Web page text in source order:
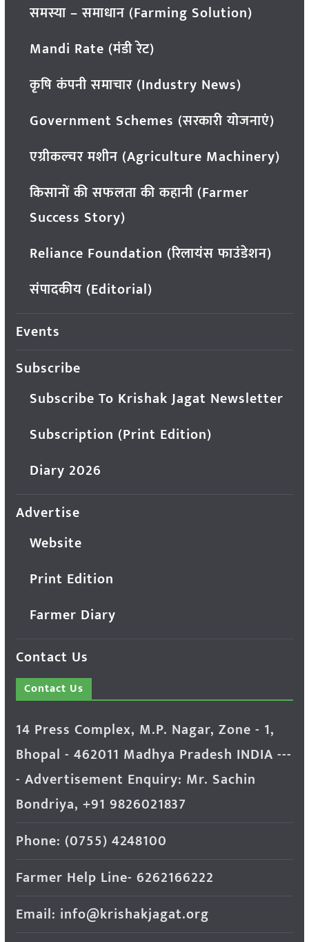
समस्या – समाधान (Farming Solution)
Mandi Rate (मंडी रेट)
कृषि कंपनी समाचार (Industry News)
Government Schemes (सरकारी योजनाएं)
एग्रीकल्चर मशीन (Agriculture Machinery)
किसानों की सफलता की कहानी (Farmer
Success Story)
Reliance Foundation (रिलायंस फाउंडेशन)
संपादकीय (Editorial)
Events
Subscribe
Subscribe To Krishak Jagat Newsletter
Subscription (Print Edition)
Diary 2026
Advertise
Website
Print Edition
Farmer Diary
Contact Us
Contact Us
14 Press Complex, M.P. Nagar, Zone - 1,
Bhopal - 462011 Madhya Pradesh INDIA ---
- Advertisement Enquiry: Mr. Sachin
Bondriya, +91 9826021837
Phone: (0755) 4248100
Farmer Help Line- 6262166222
Email: info@krishakjagat.org